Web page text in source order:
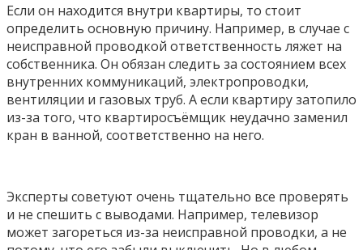
Если он находится внутри квартиры, то стоит
определить основную причину. Например, в случае с
неисправной проводкой ответственность ляжет на
собственника. Он обязан следить за состоянием всех
внутренних коммуникаций, электропроводки,
вентиляции и газовых труб. А если квартиру затопило
из-за того, что квартиросъёмщик неудачно заменил
кран в ванной, соответственно на него.
Эксперты советуют очень тщательно все проверять
и не спешить с выводами. Например, телевизор
может загореться из-за неисправной проводки, а не